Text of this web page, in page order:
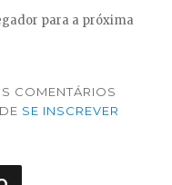
para a próxima
COMENTÁRIOS
SE INSCREVER